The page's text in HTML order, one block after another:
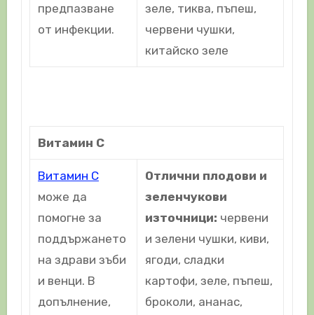
предпазване
от инфекции.
зеле, тиква, пъпеш,
червени чушки,
китайско зеле
Витамин C
Витамин С
може да
помогне за
поддържането
на здрави зъби
и венци. В
допълнение,
Отлични плодови и
зеленчукови
източници: червени
и зелени чушки, киви,
ягоди, сладки
картофи, зеле, пъпеш,
броколи, ананас,